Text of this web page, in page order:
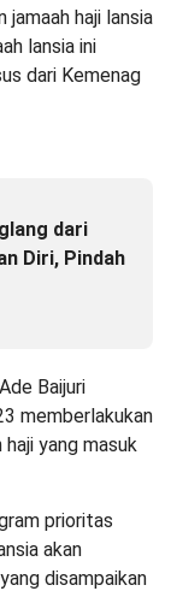
haji lansia
lansia ini
dari Kemenag
dari
Diri, Pindah
Baijuri
memberlakukan
haji yang masuk
prioritas
akan
disampaikan